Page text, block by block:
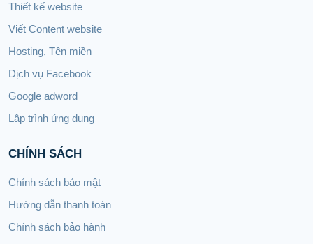
Thiết kế website
Viết Content website
Hosting, Tên miền
Dịch vụ Facebook
Google adword
Lập trình ứng dụng
CHÍNH SÁCH
Chính sách bảo mật
Hướng dẫn thanh toán
Chính sách bảo hành